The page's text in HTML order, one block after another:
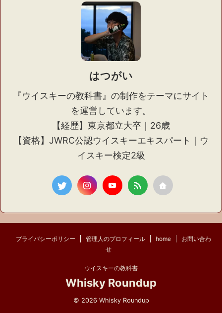
はつがい
『ウイスキーの教科書』の制作をテーマにサイト
を運営しています。
【経歴】東京都立大卒｜26歳
【資格】JWRC公認ウイスキーエキスパート｜ウ
イスキー検定2級
プライバシーポリシー 管理人のプロフィール home
お問い合わ
せ
ウイスキーの教科書
Whisky Roundup
© 2026 Whisky Roundup